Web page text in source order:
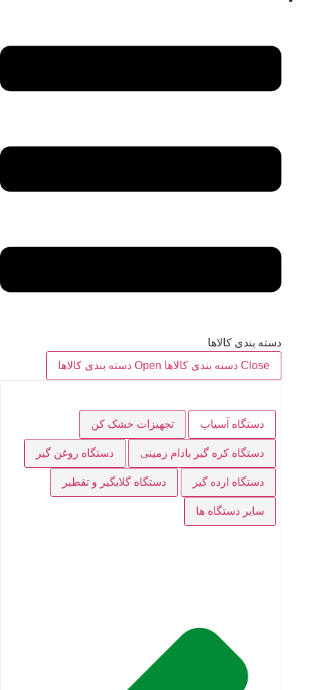
دسته بندی کالاها
Close دسته بندی کالاها
Open دسته بندی کالاها
دستگاه آسیاب تجهیزات خشک کن
دستگاه کره گیر بادام زمینی دستگاه روغن گیر
دستگاه ارده گیر دستگاه گلابگیر و تقطیر
سایر دستگاه ها